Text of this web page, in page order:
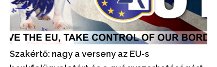
Szakértő: nagy a verseny az EU-s